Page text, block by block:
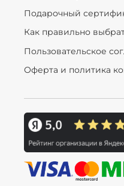
Подарочный
Как правильно
Пользовательское
Оферта и политика